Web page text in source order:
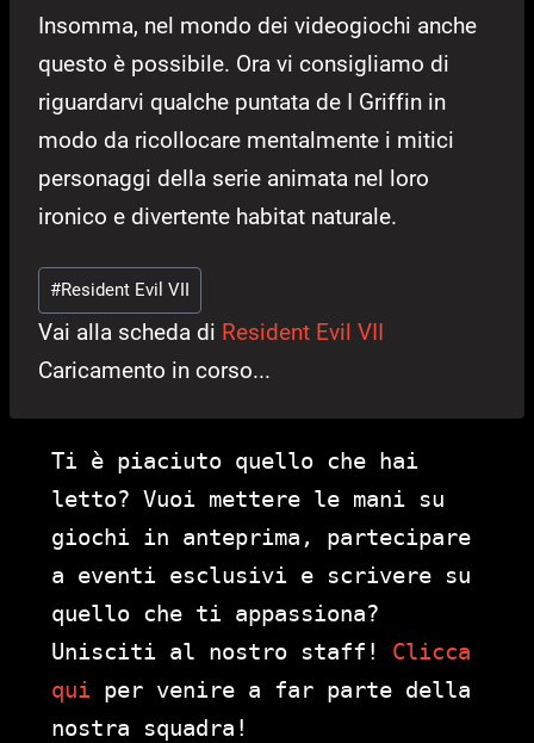
Insomma, nel mondo dei videogiochi anche
questo è possibile. Ora vi consigliamo di
riguardarvi qualche puntata de I Griffin in
modo da ricollocare mentalmente i mitici
personaggi della serie animata nel loro
ironico e divertente habitat naturale.
Tag
articolo:
#Resident Evil VII
Vai alla scheda di Resident Evil VII
Caricamento in corso...
Ti è piaciuto quello che hai
letto? Vuoi mettere le mani su
giochi in anteprima, partecipare
a eventi esclusivi e scrivere su
quello che ti appassiona?
Unisciti al nostro staff! Clicca
qui per venire a far parte della
nostra squadra!